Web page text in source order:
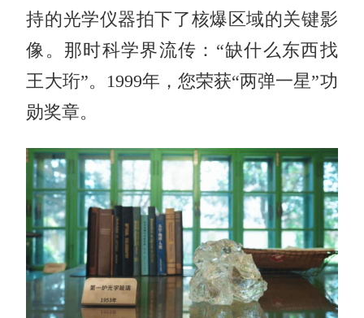
持的光学仪器拍下了核爆区域的关键影
像。那时科学界流传：“缺什么东西找
王大珩”。1999年，您荣获“两弹一星”功
勋奖章。